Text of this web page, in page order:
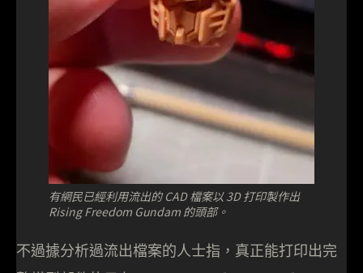
有網民已經利用流出的 CAD 檔案以 3D 打印製作出
Rising Freedom Gundam 的頭部。
不過據分析過流出檔案的人士指，真正能打印出完